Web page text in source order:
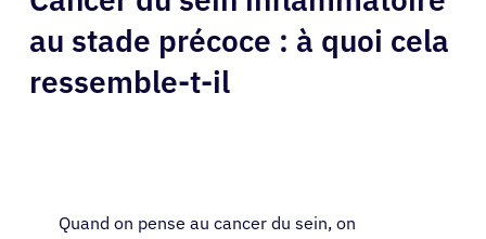
au stade précoce : à quoi cela
ressemble-t-il
Quand on pense au cancer du sein, on